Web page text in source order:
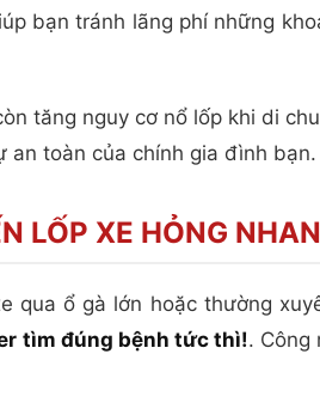
bạn tránh lãng phí những
tăng nguy cơ nổ lốp khi di
an toàn của chính gia đình bạn.
LỐP XE HỎNG
qua ổ gà lớn hoặc thường
tìm đúng bệnh tức thì!. Công